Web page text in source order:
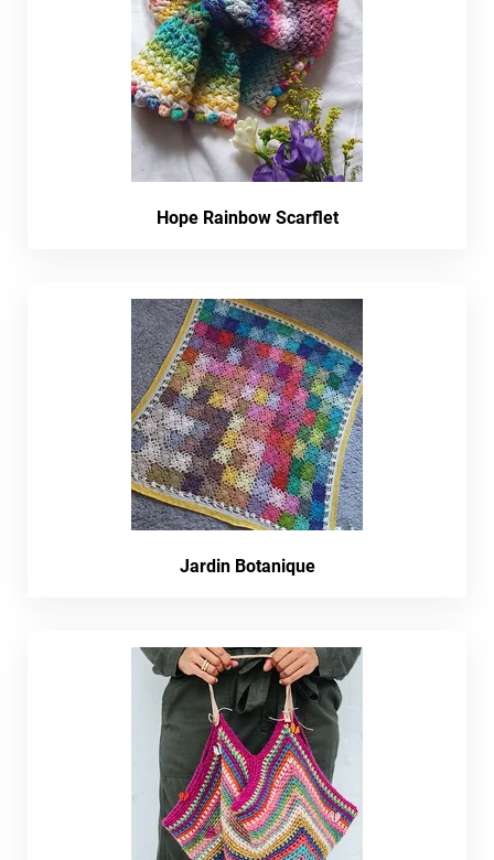
Hope Rainbow Scarflet
Jardin Botanique